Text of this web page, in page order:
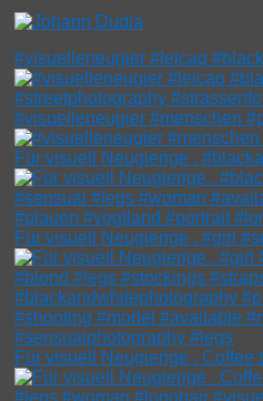
#visuelleneugier #leicaq
#visuelleneugier #menschen
Für visuell Neugierige .
Für visuell Neugierige . #girl
Für visuell Neugierige . Coffee